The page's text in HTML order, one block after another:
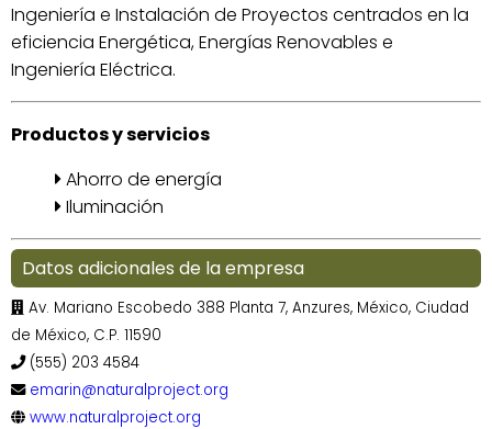
Ingeniería e Instalación de Proyectos centrados en la
eficiencia Energética, Energías Renovables e
Ingeniería Eléctrica.
Productos y servicios
Ahorro de energía
Iluminación
Datos adicionales de la empresa
Av. Mariano Escobedo 388 Planta 7, Anzures, México, Ciudad
de México, C.P. 11590
(555) 203 4584
emarin@naturalproject.org
www.naturalproject.org